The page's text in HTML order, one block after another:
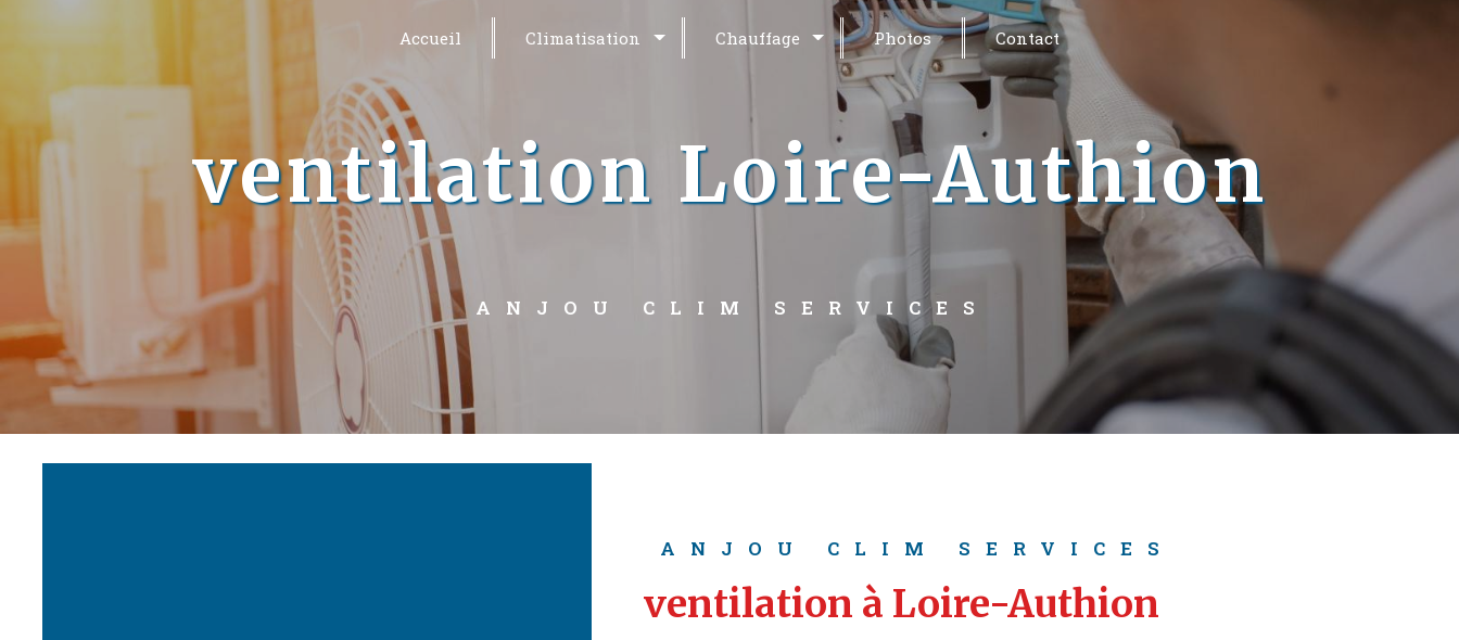
Accueil Climatisation Chauffage Photos Contact
ventilation Loire-Authion
ANJOU CLIM SERVICES
ANJOU CLIM SERVICES
ventilation à Loire-Authion